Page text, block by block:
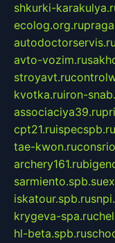
shkurki-
ecolog.org.ru
autodoctorservis.ru
avto-vozim.ru
stroyavt.ru
kvotka.ruiron-
associaciya39.ru
cpt21.ruispecspb.ru
tae-kwon.ru
archery161.ru
sarmiento.spb.su
iskatour.spb.ru
krygeva-spa.ru
hl-beta.spb.ru